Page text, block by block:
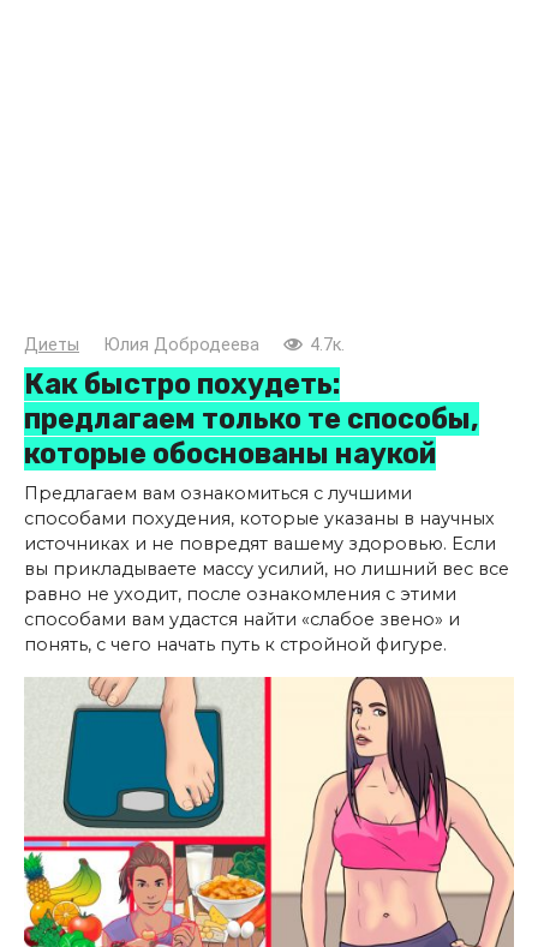
Диеты Юлия Добродеева 4.7к.
Как быстро похудеть:
предлагаем только те способы,
которые обоснованы наукой
Предлагаем вам ознакомиться с лучшими
способами похудения, которые указаны в научных
источниках и не повредят вашему здоровью. Если
вы прикладываете массу усилий, но лишний вес все
равно не уходит, после ознакомления с этими
способами вам удастся найти «слабое звено» и
понять, с чего начать путь к стройной фигуре.